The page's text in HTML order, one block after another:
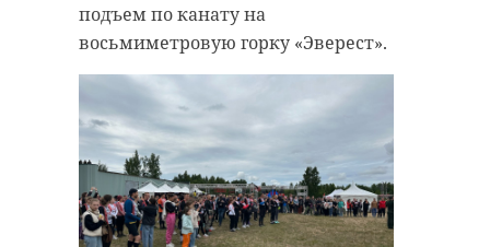
подъем по канату на
восьмиметровую горку «Эверест».